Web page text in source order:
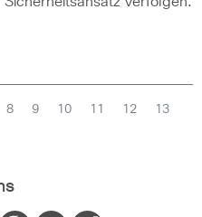
8 9 10 11 12 13